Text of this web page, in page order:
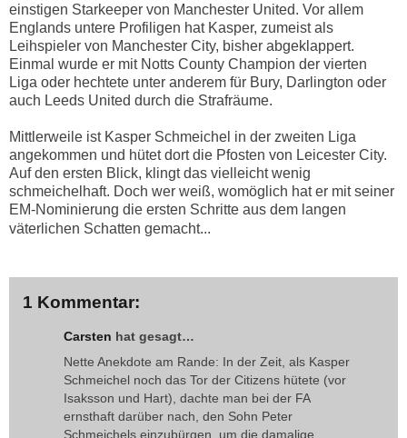
einstigen Starkeeper von Manchester United. Vor allem
Englands untere Profiligen hat Kasper, zumeist als
Leihspieler von Manchester City, bisher abgeklappert.
Einmal wurde er mit Notts County Champion der vierten
Liga oder hechtete unter anderem für Bury, Darlington oder
auch Leeds United durch die Strafräume.
Mittlerweile ist Kasper Schmeichel in der zweiten Liga
angekommen und hütet dort die Pfosten von Leicester City.
Auf den ersten Blick, klingt das vielleicht wenig
schmeichelhaft. Doch wer weiß, womöglich hat er mit seiner
EM-Nominierung die ersten Schritte aus dem langen
väterlichen Schatten gemacht...
1 Kommentar:
Carsten hat gesagt…
Nette Anekdote am Rande: In der Zeit, als Kasper
Schmeichel noch das Tor der Citizens hütete (vor
Isaksson und Hart), dachte man bei der FA
ernsthaft darüber nach, den Sohn Peter
Schmeichels einzubürgen, um die damalige